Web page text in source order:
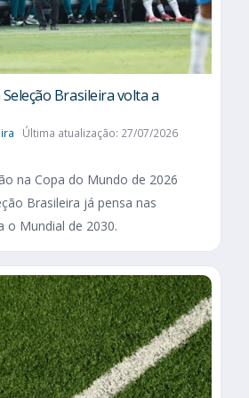
Brasileira volta a
Última atualização: 27/07/2026
na Copa do Mundo de 2026
Brasileira já pensa nas
o Mundial de 2030.